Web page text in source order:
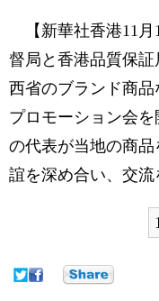
【新華社香港11月
督局と香港品質保
西省のブランド商品
プロモーション会
の代表が当地の商
誼を深め合い、交流